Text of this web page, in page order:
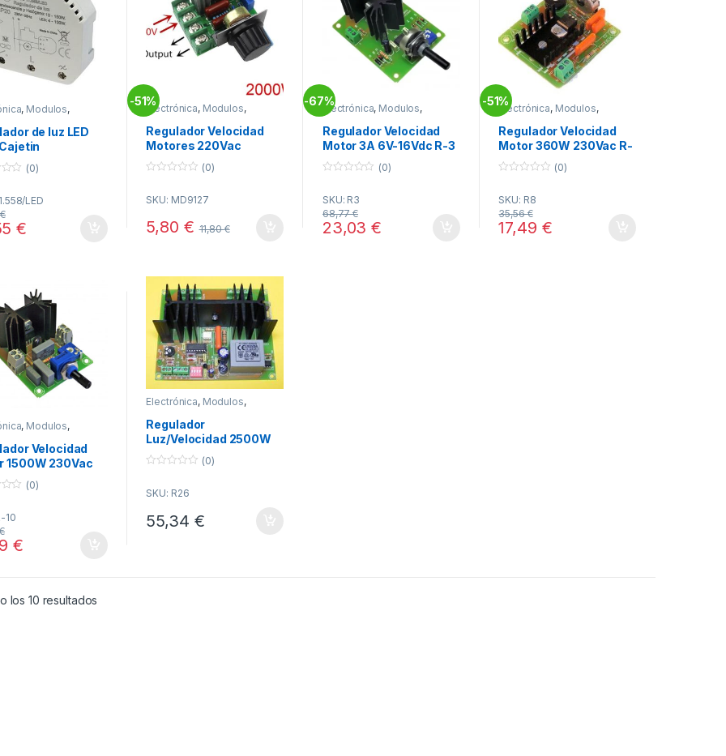
, Modulos,
Reguladores
de luz LED
(0)
LED
€
€
-51%
Electrónica, Modulos,
Modulos Reguladores
Regulador Velocidad
Motores 220Vac
2000Wmax
u
o
f
(0)
SKU: MD9127
5,80 € 11,80€
-67%
Electrónica, Modulos,
Modulos Reguladores
Regulador Velocidad
Motor 3A 6V-16Vdc R-3
Cebek
u
t
o
f
(0)
SKU: R3
23,03€
68,77€
-51%
Electrónica, Modulos,
Modulos Reguladores
Regulador Velocidad
Motor 360W 230Vac R-
8 Cebek
u
t
o
(0)
SKU: R8
17,49 €
35,56€
, Modulos,
Reguladores
Velocidad
1500W 230Vac
(0)
10
€
€
Electrónica, Modulos,
Regulador
Luz/Velocidad 2500W
AC R-26 Cebek
u
f
(0)
SKU: R26
55,34 €
los 10 resultados